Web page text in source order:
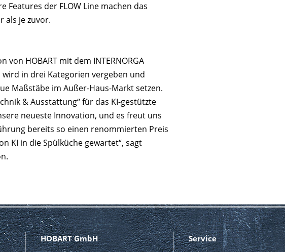
Features der FLOW Line machen das
als je zuvor.
HOBART mit dem INTERNORGA
in drei Kategorien vergeben und
Maßstäbe im Außer-Haus-Markt setzen.
& Ausstattung“ für das KI-gestützte
neueste Innovation, und es freut uns
bereits so einen renommierten Preis
KI in die Spülküche gewartet“, sagt
HOBART GmbH Service